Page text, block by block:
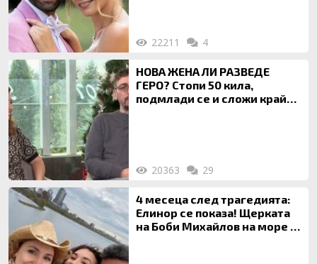
22211 4
НОВА ЖЕНА ЛИ РАЗВЕДЕ
ГЕРО? Стопи 50 кила,
подмлади се и сложи край
20363 29
4 месеца след трагедията:
Елинор се показа! Щерката
на Боби Михайлов на море с